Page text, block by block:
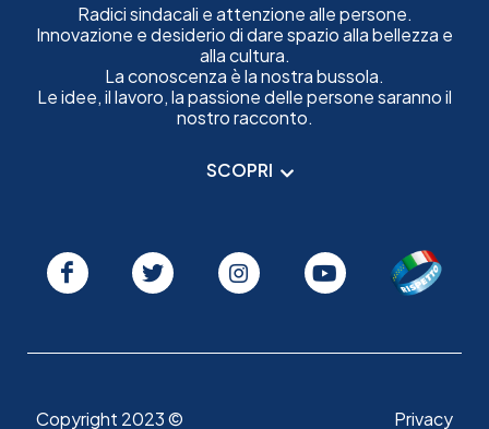
Radici sindacali e attenzione alle persone.
Innovazione e desiderio di dare spazio alla bellezza e
alla cultura.
La conoscenza è la nostra bussola.
Le idee, il lavoro, la passione delle persone saranno il
nostro racconto.
SCOPRI
Copyright 2023 © Privacy